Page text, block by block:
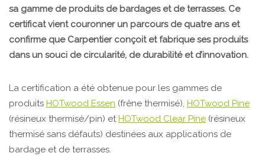
sa gamme de produits de bardages et de terrasses. Ce
certificat vient couronner un parcours de quatre ans et
confirme que Carpentier conçoit et fabrique ses produits
dans un souci de circularité, de durabilité et d’innovation.
La certification a été obtenue pour les gammes de
produits HOTwood Essen (frêne thermisé), HOTwood Pine
(résineux thermisé/pin) et HOTwood Clear Pine (résineux
thermisé sans défauts) destinées aux applications de
bardage et de terrasses.